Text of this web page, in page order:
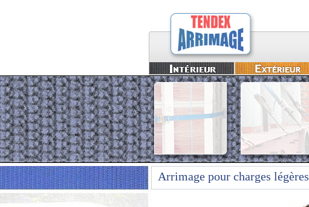
Arrimage pour charges légères